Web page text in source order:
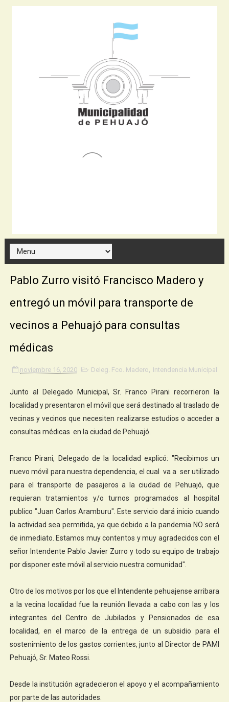
Pablo Zurro visitó Francisco Madero y
entregó un móvil para transporte de
vecinos a Pehuajó para consultas
médicas
noviembre 16, 2020 Deleg. Fco. Madero Intendencia Municipal
Junto al Delegado Municipal, Sr. Franco Pirani recorrieron la
localidad y presentaron el móvil que será destinado al traslado de
vecinas y vecinos que necesiten realizarse estudios o acceder a
consultas médicas en la ciudad de Pehuajó.
Franco Pirani, Delegado de la localidad explicó: "Recibimos un
nuevo móvil para nuestra dependencia, el cual va a ser utilizado
para el transporte de pasajeros a la ciudad de Pehuajó, que
requieran tratamientos y/o turnos programados al hospital
publico "Juan Carlos Aramburu". Este servicio dará inicio cuando
la actividad sea permitida, ya que debido a la pandemia NO será
de inmediato. Estamos muy contentos y muy agradecidos con el
señor Intendente Pablo Javier Zurro y todo su equipo de trabajo
por disponer este móvil al servicio nuestra comunidad".
Otro de los motivos por los que el Intendente pehuajense arribara
a la vecina localidad fue la reunión llevada a cabo con las y los
integrantes del Centro de Jubilados y Pensionados de esa
localidad, en el marco de la entrega de un subsidio para el
sostenimiento de los gastos corrientes, junto al Director de PAMI
Pehuajó, Sr. Mateo Rossi.
Desde la institución agradecieron el apoyo y el acompañamiento
por parte de las autoridades.